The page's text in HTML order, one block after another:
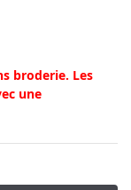
broderie. Les
une